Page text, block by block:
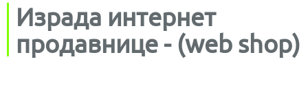
Израда интернет
продавнице - (web shop)